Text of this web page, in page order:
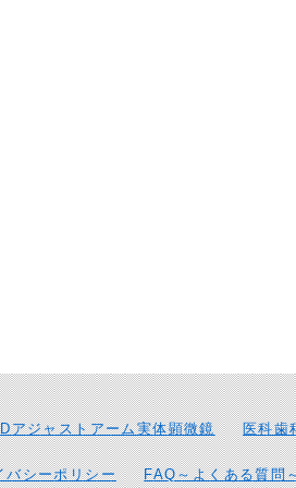
アジャストアーム実体顕微鏡 医科歯
バシーポリシー FAQ～よくある質問